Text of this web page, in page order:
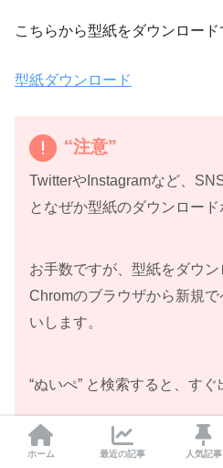
こちらから型紙をダウンロード
型紙ダウンロード
“注意”
TwitterやInstagramなど、
となぜか型紙のダウンロード
お手数ですが、型紙をダウ
Chromのブラウザから新規
いします。
“ぬいぺ” と検索すると、すぐ
ぬいぺの型紙はスマホのサイ
ホーム 最近の記事 人気記事